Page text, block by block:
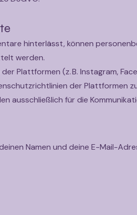
hinterlässt, können
werden.
Plattformen (z. B. Instagram,
der Plattformen
ausschließlich für die
Namen und deine E-Mail-